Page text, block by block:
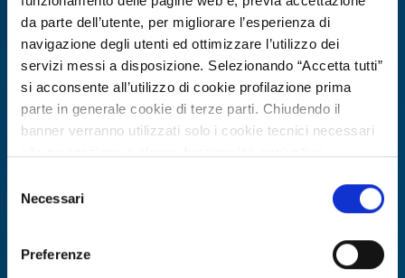
da parte dell’utente, per migliorare l’esperienza di
navigazione degli utenti ed ottimizzare l’utilizzo dei
servizi messi a disposizione. Selezionando “Accetta tutti”
si acconsente all’utilizzo di cookie profilazione prima
parte in generale cookie di terze parti. Chiudendo il
banner verranno utilizzati solo i cookie tecnici necessari
Per conoscere i dettagli, consulta la nostra cookie policy.
https://www.openinnovation.regione.lombardia.it/it/co
https://www.openinnovation.regione.lombardia.it/it/pr
delNecessari
Preferenze
Technology request
Promotore tedesco cerca integratore
per sistema energetico rinnovabile